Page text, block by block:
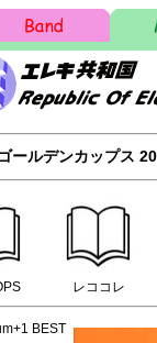
ールデンカップス
レココレ
BEST